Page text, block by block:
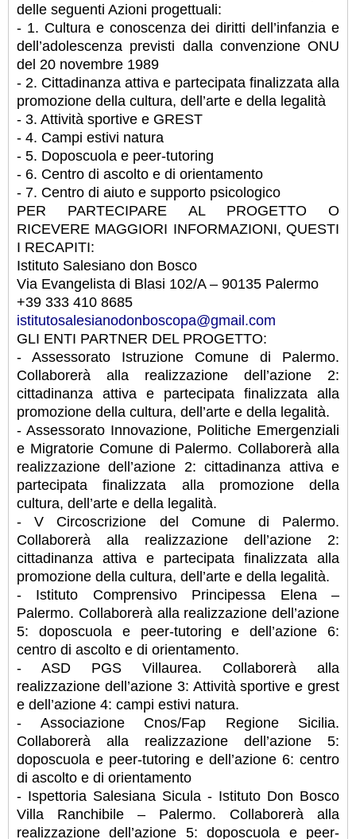
delle seguenti Azioni progettuali:
- 1. Cultura e conoscenza dei diritti dell’infanzia e
dell’adolescenza previsti dalla convenzione ONU
del 20 novembre 1989
- 2. Cittadinanza attiva e partecipata finalizzata alla
promozione della cultura, dell’arte e della legalità
- 3. Attività sportive e GREST
- 4. Campi estivi natura
- 5. Doposcuola e peer-tutoring
- 6. Centro di ascolto e di orientamento
- 7. Centro di aiuto e supporto psicologico
PER PARTECIPARE AL PROGETTO O
RICEVERE MAGGIORI INFORMAZIONI, QUESTI
I RECAPITI:
Istituto Salesiano don Bosco
Via Evangelista di Blasi 102/A – 90135 Palermo
+39 333 410 8685
istitutosalesianodonboscopa@gmail.com
GLI ENTI PARTNER DEL PROGETTO:
- Assessorato Istruzione Comune di Palermo.
Collaborerà alla realizzazione dell’azione 2:
cittadinanza attiva e partecipata finalizzata alla
promozione della cultura, dell’arte e della legalità.
- Assessorato Innovazione, Politiche Emergenziali
e Migratorie Comune di Palermo. Collaborerà alla
realizzazione dell’azione 2: cittadinanza attiva e
partecipata finalizzata alla promozione della
cultura, dell’arte e della legalità.
- V Circoscrizione del Comune di Palermo.
Collaborerà alla realizzazione dell’azione 2:
cittadinanza attiva e partecipata finalizzata alla
promozione della cultura, dell’arte e della legalità.
- Istituto Comprensivo Principessa Elena –
Palermo. Collaborerà alla realizzazione dell’azione
5: doposcuola e peer-tutoring e dell’azione 6:
centro di ascolto e di orientamento.
- ASD PGS Villaurea. Collaborerà alla
realizzazione dell’azione 3: Attività sportive e grest
e dell’azione 4: campi estivi natura.
- Associazione Cnos/Fap Regione Sicilia.
Collaborerà alla realizzazione dell’azione 5:
doposcuola e peer-tutoring e dell’azione 6: centro
di ascolto e di orientamento
- Ispettoria Salesiana Sicula - Istituto Don Bosco
Villa Ranchibile – Palermo. Collaborerà alla
realizzazione dell’azione 5: doposcuola e peer-